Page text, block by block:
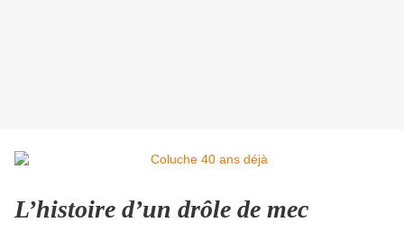
L’histoire d’un drôle de mec